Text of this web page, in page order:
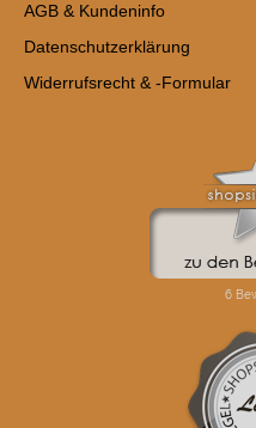
AGB & Kundeninfo
Datenschutzerklärung
Widerrufsrecht & -Formular